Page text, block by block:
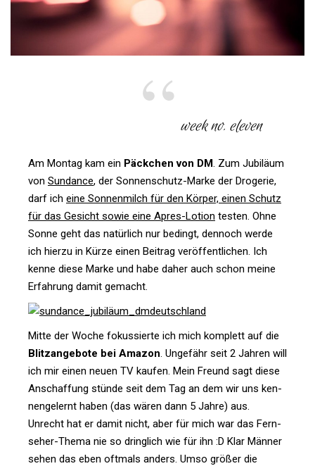
week no. eleven
Am Montag kam ein Päck­chen von DM. Zum Jubi­läum
von Sun­dance, der Son­nen­schutz-Marke der Dro­gerie,
darf ich eine Son­nen­milch für den Körper, einen Schutz
für das Gesicht sowie eine Apres-Lotion testen. Ohne
Sonne geht das natür­lich nur bedingt, den­noch werde
ich hierzu in Kürze einen Bei­trag ver­öf­fent­li­chen. Ich
kenne diese Marke und habe daher auch schon meine
Erfah­rung damit gemacht.
Mitte der Woche fokus­sierte ich mich kom­plett auf die
Blitz­an­ge­bote bei Amazon. Unge­fähr seit 2 Jahren will
ich mir einen neuen TV kaufen. Mein Freund sagt diese
Anschaf­fung stünde seit dem Tag an dem wir uns ken­
nen­ge­lernt haben (das wären dann 5 Jahre) aus.
Unrecht hat er damit nicht, aber für mich war das Fern­
seher-Thema nie so dring­lich wie für ihn :D Klar Männer
sehen das eben oft­mals anders. Umso größer die